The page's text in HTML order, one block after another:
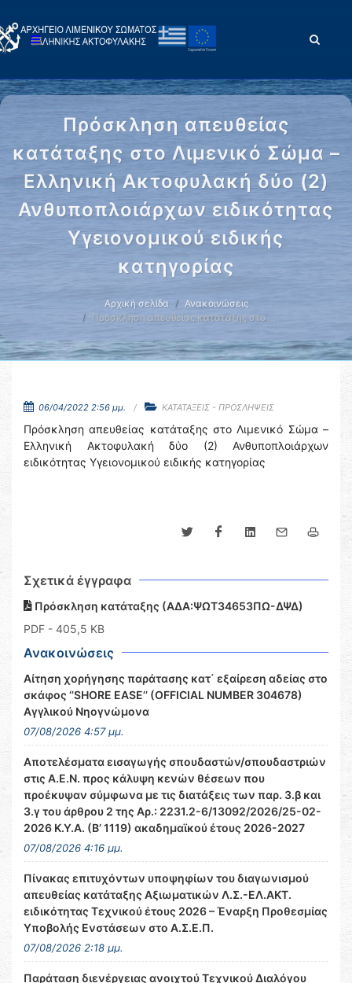
Πρόσκληση απευθείας
κατάταξης στο Λιμενικό Σώμα –
Ελληνική Ακτοφυλακή δύο (2)
Ανθυποπλοιάρχων ειδικότητας
Υγειονομικού ειδικής
κατηγορίας
Αρχική σελίδα
Ανακοινώσεις
Πρόσκληση απευθείας κατάταξης στο …
06/04/2022 2:56 μμ. ΚΑΤΑΤΑΞΕΙΣ - ΠΡΟΣΛΗΨΕΙΣ
Πρόσκληση απευθείας κατάταξης στο Λιμενικό Σώμα –
Ελληνική Ακτοφυλακή δύο (2) Ανθυποπλοιάρχων
ειδικότητας Υγειονομικού ειδικής κατηγορίας
Σχετικά έγγραφα
Πρόσκληση κατάταξης (ΑΔΑ:ΨΩΤ34653ΠΩ-ΔΨΔ)
PDF - 405,5 KB
Ανακοινώσεις
Αίτηση χορήγησης παράτασης κατ΄ εξαίρεση αδείας στο
σκάφος ‘’SHORE EASE’’ (OFFICIAL NUMBER 304678)
Αγγλικού Νηογνώμονα
07/08/2026 4:57 μμ.
Αποτελέσματα εισαγωγής σπουδαστών/σπουδαστριών
στις Α.Ε.Ν. προς κάλυψη κενών θέσεων που
προέκυψαν σύμφωνα με τις διατάξεις των παρ. 3.β και
3.γ του άρθρου 2 της Αρ.: 2231.2-6/13092/2026/25-02-
2026 Κ.Υ.Α. (Β’ 1119) ακαδημαϊκού έτους 2026-2027
07/08/2026 4:16 μμ.
Πίνακας επιτυχόντων υποψηφίων του διαγωνισμού
απευθείας κατάταξης Αξιωματικών Λ.Σ.-ΕΛ.ΑΚΤ.
ειδικότητας Τεχνικού έτους 2026 – Έναρξη Προθεσμίας
Υποβολής Ενστάσεων στο Α.Σ.Ε.Π.
07/08/2026 2:18 μμ.
Παράταση διενέργειας ανοιχτού Τεχνικού Διαλόγου